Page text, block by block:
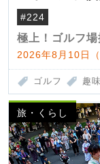
#224
極上！ゴルフ場
2026年8月10日
ゴルフ 趣味
旅・くらし